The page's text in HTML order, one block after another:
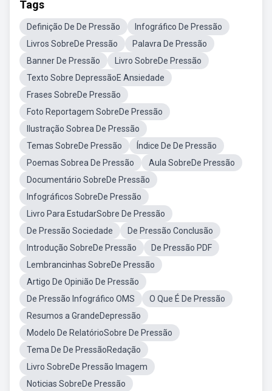
Tags
Definição De De Pressão
Infográfico De Pressão
Livros SobreDe Pressão
Palavra De Pressão
Banner De Pressão
Livro SobreDe Pressão
Texto Sobre DepressãoE Ansiedade
Frases SobreDe Pressão
Foto Reportagem SobreDe Pressão
Ilustração Sobrea De Pressão
Temas SobreDe Pressão
Índice De De Pressão
Poemas Sobrea De Pressão
Aula SobreDe Pressão
Documentário SobreDe Pressão
Infográficos SobreDe Pressão
Livro Para EstudarSobre De Pressão
De Pressão Sociedade
De Pressão Conclusão
Introdução SobreDe Pressão
De Pressão PDF
Lembrancinhas SobreDe Pressão
Artigo De Opinião De Pressão
De Pressão Infográfico OMS
O Que É De Pressão
Resumos a GrandeDepressão
Modelo De RelatórioSobre De Pressão
Tema De De PressãoRedação
Livro SobreDe Pressão Imagem
Noticias SobreDe Pressão